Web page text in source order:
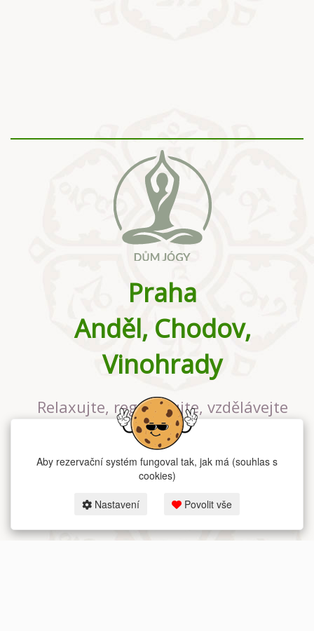
Praha
Anděl, Chodov,
Vinohrady
Relaxujte, regenerujte, vzdělávejte
se v největším jógovém studiu v
Praze
Aby rezervační systém fungoval tak, jak má (souhlas s
cookies)
Nastavení Povolit vše